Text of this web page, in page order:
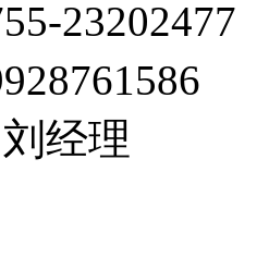
23202477
刘经理